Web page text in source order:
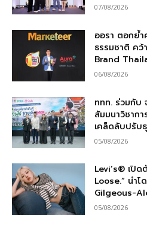
07/08/2026
ออรา ตอกย้ำ
ธรรมชาติ คว้
Brand
06/08/2026
ททท. ร่วมกับ
สัมมนาวิชากา
เคล็ดลับปรับ
05/08/2026
Levi’s® เปิ
Loose.” นำโ
Gilgeous-
05/08/2026